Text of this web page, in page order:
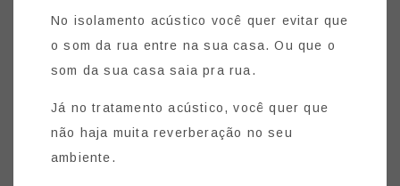
No isolamento acústico você quer evitar que
o som da rua entre na sua casa. Ou que o
som da sua casa saia pra rua.
Já no tratamento acústico, você quer que
não haja muita reverberação no seu
ambiente.